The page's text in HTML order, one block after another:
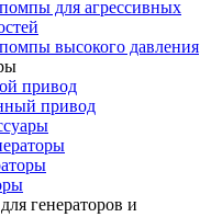
для агрессивных
высокого давления
привод
привод
генераторов и